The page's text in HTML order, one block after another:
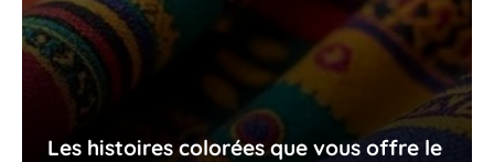
Les histoires colorées que vous offre le